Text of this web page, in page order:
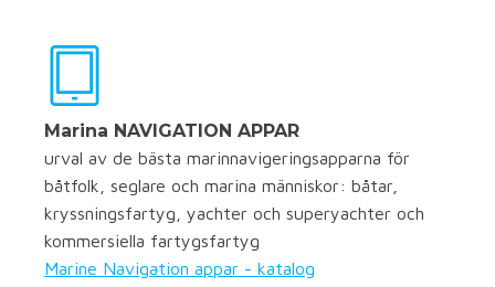
Marina NAVIGATION APPAR
urval av de bästa marinnavigeringsapparna för
båtfolk, seglare och marina människor: båtar,
kryssningsfartyg, yachter och superyachter och
kommersiella fartygsfartyg
Marine Navigation appar - katalog